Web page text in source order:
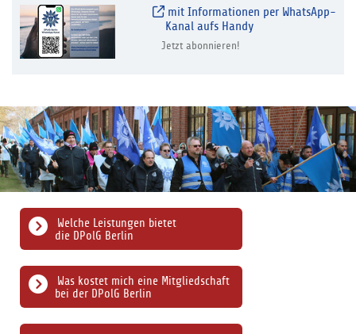
mit Informationen per WhatsApp-
Kanal aufs Handy
Jetzt abonnieren!
Was kostet mich eine Mitgliedschaft
bei der DPolG Berlin
Welche Leistungen bietet
die DPolG Berlin